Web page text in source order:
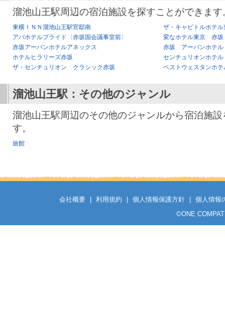
溜池山王駅周辺の宿泊施設を探すことができます
東横ＩＮＮ溜池山王駅官邸南
ザ・キャピトルホテル
アパホテルプライド〈赤坂国会議事堂前〉
変なホテル東京 赤坂
赤坂アーバンホテルアネックス
赤坂 アーバンホテル
ホテルヒラリーズ赤坂
センチュリオンホテ
ザ・センチュリオン クラシック赤坂
ベストウェスタンホ
溜池山王駅 ：その他のジャンル
溜池山王駅周辺のその他のジャンルから宿泊施
す。
旅館
会社概要 利用規約 個人情報保護方針
個人情報
©ONE